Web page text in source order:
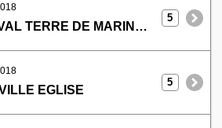
FESTIVAL TERRE DE MARINS ST VAAST LA HOUGUE
5
EGLISE
5